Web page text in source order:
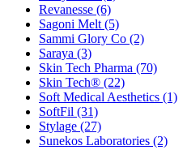
Revanesse (6)
Sagoni Melt (5)
Sammi Glory Co (2)
Saraya (3)
Skin Tech Pharma (70)
Skin Tech® (22)
Soft Medical Aesthetics (1)
SoftFil (31)
Stylage (27)
Sunekos Laboratories (2)